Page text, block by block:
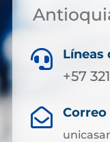
 Líneas
+57
